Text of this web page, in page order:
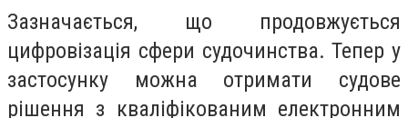
Зазначається, що продовжується
цифровізація сфери судочинства. Тепер у
застосунку можна отримати судове
рішення з кваліфікованим електронним